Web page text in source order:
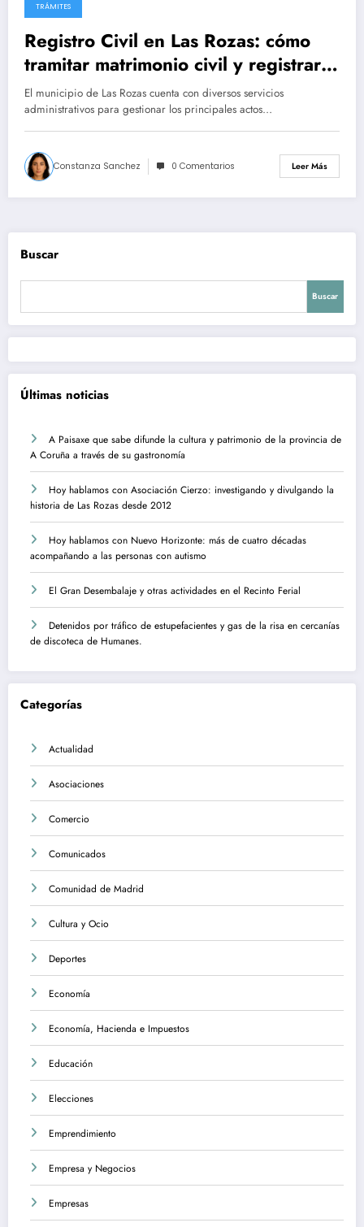
TRÁMITES
Registro Civil en Las Rozas: cómo
tramitar matrimonio civil y registrar
un nacimiento paso a paso
El municipio de Las Rozas cuenta con diversos servicios
administrativos para gestionar los principales actos…
Constanza Sanchez 0 Comentarios Leer Más
Buscar
Buscar
Últimas noticias
A Paisaxe que sabe difunde la cultura y patrimonio de la provincia de
A Coruña a través de su gastronomía
Hoy hablamos con Asociación Cierzo: investigando y divulgando la
historia de Las Rozas desde 2012
Hoy hablamos con Nuevo Horizonte: más de cuatro décadas
acompañando a las personas con autismo
El Gran Desembalaje y otras actividades en el Recinto Ferial
Detenidos por tráfico de estupefacientes y gas de la risa en cercanías
de discoteca de Humanes.
Categorías
Actualidad
Asociaciones
Comercio
Comunicados
Comunidad de Madrid
Cultura y Ocio
Deportes
Economía
Economía, Hacienda e Impuestos
Educación
Elecciones
Emprendimiento
Empresa y Negocios
Empresas